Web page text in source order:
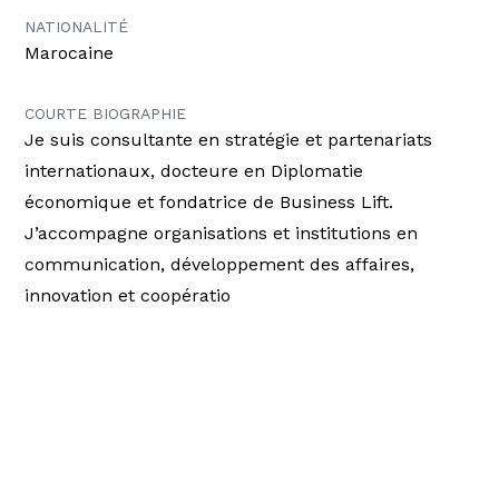
NATIONALITÉ
Marocaine
COURTE BIOGRAPHIE
Je suis consultante en stratégie et partenariats
internationaux, docteure en Diplomatie
économique et fondatrice de Business Lift.
J’accompagne organisations et institutions en
communication, développement des affaires,
innovation et coopératio